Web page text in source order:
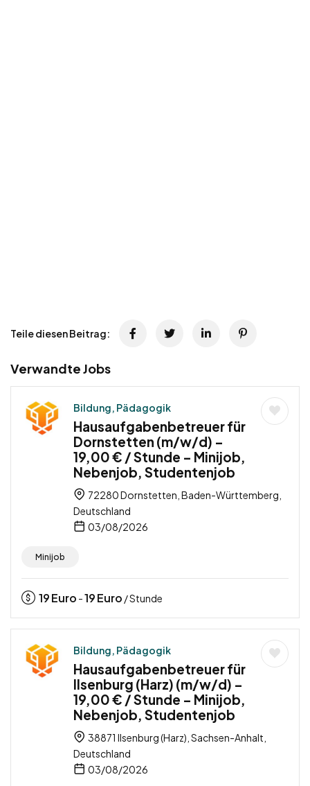
Teile diesen Beitrag:
Verwandte Jobs
Bildung, Pädagogik
Hausaufgabenbetreuer für
Dornstetten (m/w/d) –
19,00 € / Stunde – Minijob,
Nebenjob, Studentenjob
72280 Dornstetten, Baden-Württemberg,
Deutschland
03/08/2026
Minijob
19Euro -19Euro / Stunde
Bildung, Pädagogik
Hausaufgabenbetreuer für
Ilsenburg (Harz) (m/w/d) –
19,00 € / Stunde – Minijob,
Nebenjob, Studentenjob
38871 Ilsenburg (Harz), Sachsen-Anhalt,
Deutschland
03/08/2026